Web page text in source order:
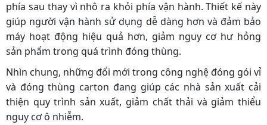
phía sau thay vì nhô ra khỏi phía vận hành. Thiết kế này
giúp người vận hành sử dụng dễ dàng hơn và đảm bảo
máy hoạt động hiệu quả hơn, giảm nguy cơ hư hỏng
sản phẩm trong quá trình đóng thùng.
Nhìn chung, những đổi mới trong công nghệ đóng gói vỉ
và đóng thùng carton đang giúp các nhà sản xuất cải
thiện quy trình sản xuất, giảm chất thải và giảm thiểu
nguy cơ ô nhiễm.